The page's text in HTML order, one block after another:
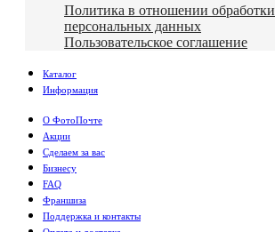
Политика в отношении обработки
персональных данных
Пользовательское соглашение
Каталог
Информация
О ФотоПочте
Акции
Сделаем за вас
Бизнесу
FAQ
Франшиза
Поддержка и контакты